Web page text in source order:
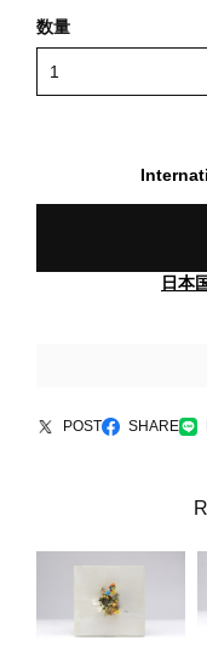
数量
日本
POST SHARE